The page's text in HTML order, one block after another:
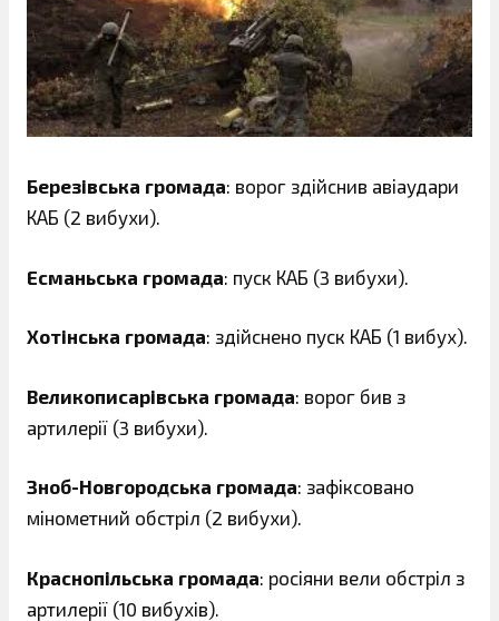
Березівська громада: ворог здійснив авіаудари
КАБ (2 вибухи).
Есманьська громада: пуск КАБ (3 вибухи).
Хотінська громада: здійснено пуск КАБ (1 вибух).
Великописарівська громада: ворог бив з
артилерії (3 вибухи).
Зноб-Новгородська громада: зафіксовано
мінометний обстріл (2 вибухи).
Краснопільська громада: росіяни вели обстріл з
артилерії (10 вибухів).